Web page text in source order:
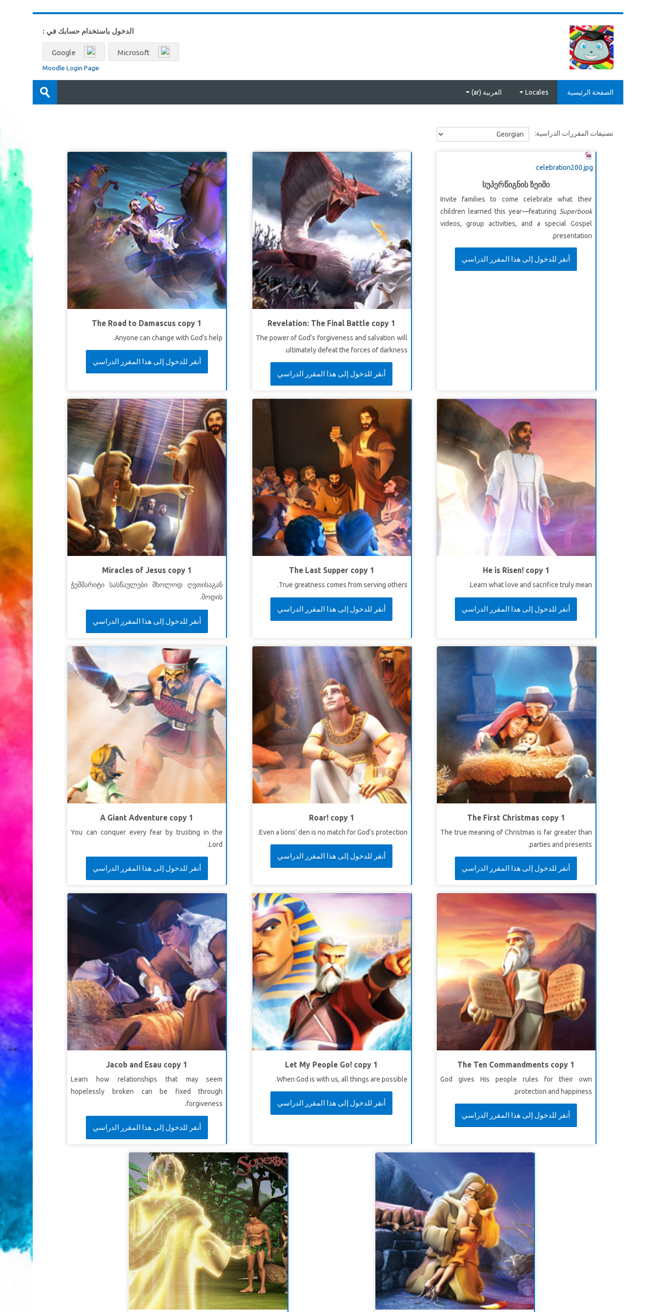
الدخول باستخدام حسابك في :
Moodle Login Page
الصفحة الرئيسية Locales العربية ‎(ar)‎
المقررات
تسليم
تصنيفات المقررات الدراسية:
celebration200.jpg
სუპერწიგნის ზეიმი
Invite families to come celebrate what their
children learned this year—featuring Superbook
videos, group activities, and a special Gospel
presentation.
أنقر للدخول إلى هذا المقرر الدراسي
Revelation: The Final Battle copy 1
The power of God’s forgiveness and salvation will
ultimately defeat the forces of darkness.
أنقر للدخول إلى هذا المقرر الدراسي
The Road to Damascus copy 1
Anyone can change with God’s help.
أنقر للدخول إلى هذا المقرر الدراسي
He is Risen! copy 1
Learn what love and sacrifice truly mean.
أنقر للدخول إلى هذا المقرر الدراسي
The Last Supper copy 1
True greatness comes from serving others.
أنقر للدخول إلى هذا المقرر الدراسي
Miracles of Jesus copy 1
ჭეშმარიტი სასწაულები მხოლოდ ღვთისაგან
მოდის.
أنقر للدخول إلى هذا المقرر الدراسي
The First Christmas copy 1
The true meaning of Christmas is far greater than
parties and presents.
أنقر للدخول إلى هذا المقرر الدراسي
Roar! copy 1
Even a lions’ den is no match for God’s protection.
أنقر للدخول إلى هذا المقرر الدراسي
A Giant Adventure copy 1
You can conquer every fear by trusting in the
Lord.
أنقر للدخول إلى هذا المقرر الدراسي
The Ten Commandments copy 1
God gives His people rules for their own
protection and happiness.
أنقر للدخول إلى هذا المقرر الدراسي
Let My People Go! copy 1
When God is with us, all things are possible.
أنقر للدخول إلى هذا المقرر الدراسي
Jacob and Esau copy 1
Learn how relationships that may seem
hopelessly broken can be fixed through
forgiveness.
أنقر للدخول إلى هذا المقرر الدراسي